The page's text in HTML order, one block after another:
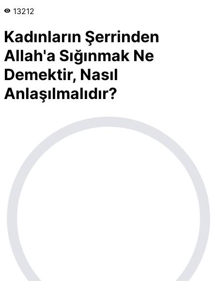
13212
Kadınların Şerrinden
Allah'a Sığınmak Ne
Demektir, Nasıl
Anlaşılmalıdır?